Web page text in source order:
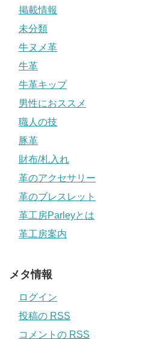
掲載情報
未分類
牛ヌメ革
牛革
牛革キップ
男性におススメ
職人の技
豚革
財布/札入れ
革のアクセサリー
革のブレスレット
革工房Parleyとは
革工房案内
メタ情報
ログイン
投稿の RSS
コメントの RSS